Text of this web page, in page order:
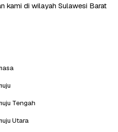
kami di wilayah Sulawesi Barat
Tengah
Utara